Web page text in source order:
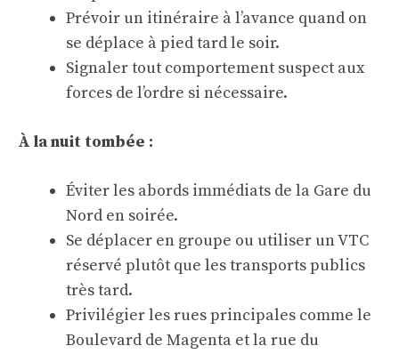
Prévoir un itinéraire à l’avance quand on
se déplace à pied tard le soir.
Signaler tout comportement suspect aux
forces de l’ordre si nécessaire.
À la nuit tombée :
Éviter les abords immédiats de la Gare du
Nord en soirée.
Se déplacer en groupe ou utiliser un VTC
réservé plutôt que les transports publics
très tard.
Privilégier les rues principales comme le
Boulevard de Magenta et la rue du